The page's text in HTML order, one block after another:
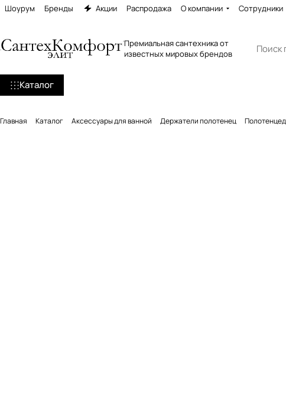
Шоурум Бренды Акции Распродажа О компании Сотрудники
Премиальная сантехника от
известных мировых брендов
Каталог
Главная Каталог Аксессуары для ванной Держатели полотенец